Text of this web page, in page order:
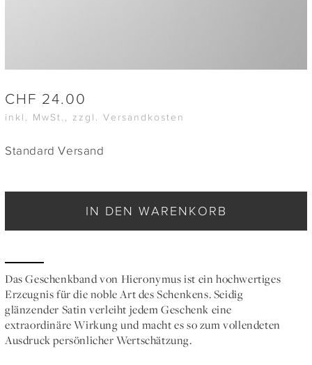
CHF 24.00
inkl. MwSt., zzgl. Versandkosten
Standard Versand
IN DEN WARENKORB
Das Geschenkband von Hieronymus ist ein hochwertiges
Erzeugnis für die noble Art des Schenkens. Seidig
glänzender Satin verleiht jedem Geschenk eine
extraordinäre Wirkung und macht es so zum vollendeten
Ausdruck persönlicher Wertschätzung.